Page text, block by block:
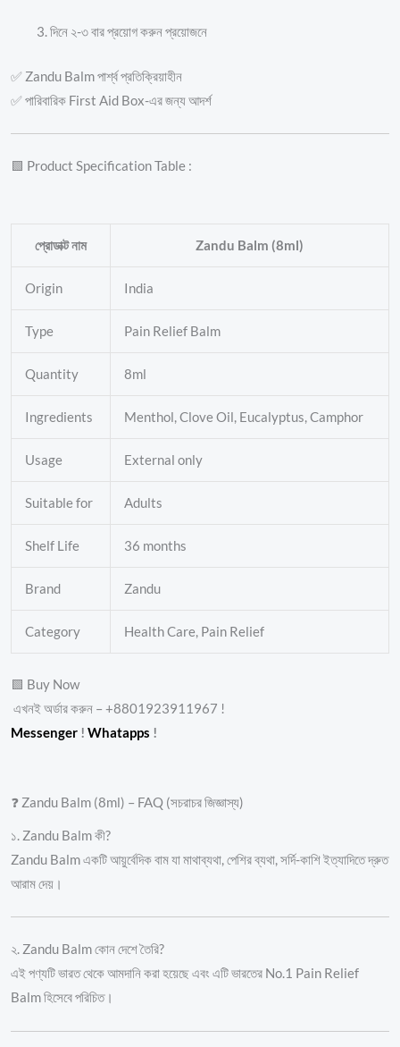
দিনে ২-৩ বার প্রয়োগ করুন প্রয়োজনে
✅ Zandu Balm পার্শ্ব প্রতিক্রিয়াহীন
✅ পারিবারিক First Aid Box-এর জন্য আদর্শ
🟩 Product Specification Table :
প্রোডাক্ট নাম Zandu Balm (8ml)
Origin India
Type Pain Relief Balm
Quantity 8ml
Ingredients Menthol, Clove Oil, Eucalyptus, Camphor
Usage External only
Suitable for Adults
Shelf Life 36 months
Brand Zandu
Category Health Care, Pain Relief
🟩 Buy Now
এখনই অর্ডার করুন – +8801923911967 !
Messenger ! Whatapps !
❓ Zandu Balm (8ml) – FAQ (সচরাচর জিজ্ঞাস্য)
১. Zandu Balm কী?
Zandu Balm একটি আয়ুর্বেদিক বাম যা মাথাব্যথা, পেশির ব্যথা, সর্দি-কাশি ইত্যাদিতে দ্রুত
আরাম দেয়।
২. Zandu Balm কোন দেশে তৈরি?
এই পণ্যটি ভারত থেকে আমদানি করা হয়েছে এবং এটি ভারতের No.1 Pain Relief
Balm হিসেবে পরিচিত।